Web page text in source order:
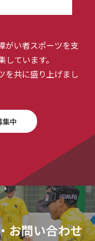
がい者スポーツを支
ています。
を共に盛り上げまし
集中
お問い合わせ